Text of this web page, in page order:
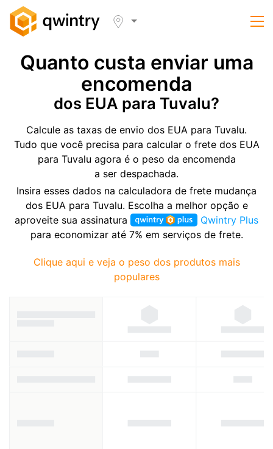
Quanto custa enviar uma
encomenda
dos EUA para Tuvalu?
Calcule as taxas de envio dos EUA para Tuvalu.
Tudo que você precisa para calcular o frete dos EUA
para Tuvalu agora é o peso da encomenda
a ser despachada.
Insira esses dados na calculadora de frete mudança
dos EUA para Tuvalu. Escolha a melhor opção e
aproveite sua assinatura
Qwintry Plus
para economizar até 7% em serviços de frete.
Clique aqui e veja o peso dos produtos mais
populares